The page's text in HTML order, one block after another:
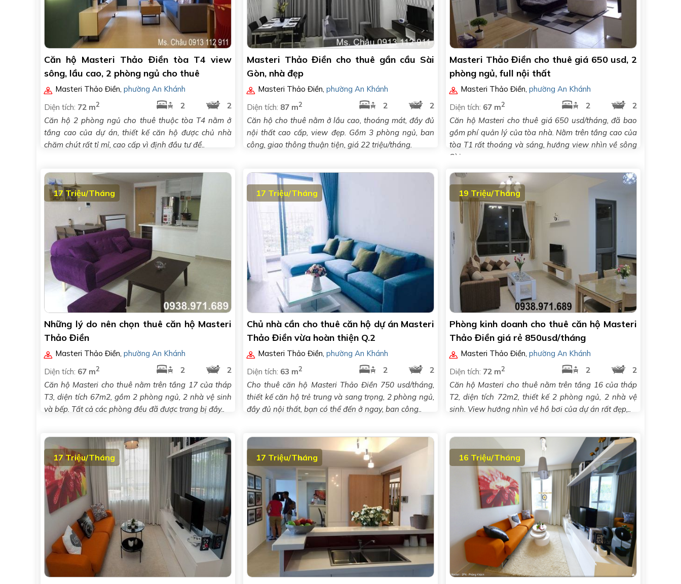
Căn hộ Masteri Thảo Điền tòa T4 view
sông, lầu cao, 2 phòng ngủ cho thuê
Masteri Thảo Điền, phường An Khánh
Diện tích: 72 m2 2
2
Căn hộ 2 phòng ngủ cho thuê thuộc tòa T4 nằm ở
tầng cao của dự án, thiết kế căn hộ được chủ nhà
chăm chút rất tỉ mỉ, cao cấp vì định đầu tư để..
Masteri Thảo Điền cho thuê gần cầu Sài
Gòn, nhà đẹp
Masteri Thảo Điền, phường An Khánh
Diện tích: 87 m2 2
2
Căn hộ cho thuê nằm ở lầu cao, thoáng mát, đầy đủ
nội thất cao cấp, view đẹp. Gồm 3 phòng ngủ, ban
công, giao thông thuận tiện, giá 22 triệu/tháng.
Masteri Thảo Điền cho thuê giá 650 usd, 2
phòng ngủ, full nội thất
Masteri Thảo Điền, phường An Khánh
Diện tích: 67 m2 2
2
Căn hộ Masteri cho thuê giá 650 usd/tháng, đã bao
gồm phí quản lý của tòa nhà. Nằm trên tầng cao của
tòa T1 rất thoáng và sáng, hướng view nhìn về sông
Sài..
17 Triệu/Tháng
Những lý do nên chọn thuê căn hộ Masteri
Thảo Điền
Masteri Thảo Điền, phường An Khánh
Diện tích: 67 m2 2
2
Căn hộ Masteri cho thuê nằm trên tầng 17 của tháp
T3, diện tích 67m2, gồm 2 phòng ngủ, 2 nhà vệ sinh
và bếp. Tất cả các phòng đều đã được trang bị đầy..
17 Triệu/Tháng
Chủ nhà cần cho thuê căn hộ dự án Masteri
Thảo Điền vừa hoàn thiện Q.2
Masteri Thảo Điền, phường An Khánh
Diện tích: 63 m2 2
2
Cho thuê căn hộ Masteri Thảo Điền 750 usd/tháng,
thiết kế căn hộ trẻ trung và sang trọng, 2 phòng ngủ,
đầy đủ nội thất, bạn có thể đến ở ngay, ban công..
19 Triệu/Tháng
Phòng kinh doanh cho thuê căn hộ Masteri
Thảo Điền giá rẻ 850usd/tháng
Masteri Thảo Điền, phường An Khánh
Diện tích: 72 m2 2
2
Căn hộ Masteri cho thuê nằm trên tầng 16 của tháp
T2, diện tích 72m2, thiết kế 2 phòng ngủ, 2 nhà vệ
sinh. View hướng nhìn về hồ bơi của dự án rất đẹp,..
17 Triệu/Tháng 17 Triệu/Tháng 16 Triệu/Tháng